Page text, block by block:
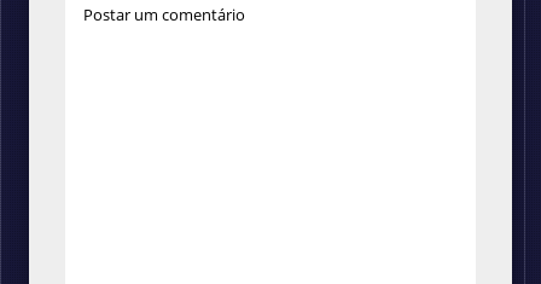
Postar um comentário